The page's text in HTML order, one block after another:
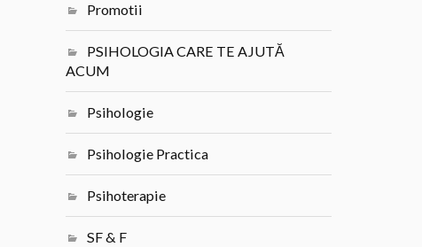
Promotii
PSIHOLOGIA CARE TE AJUTĂ
ACUM
Psihologie
Psihologie Practica
Psihoterapie
SF & F